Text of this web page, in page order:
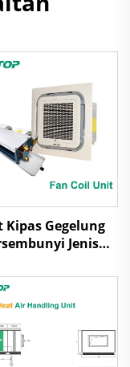
Kipas Gegelung
Jenis